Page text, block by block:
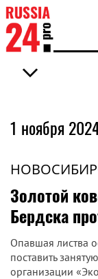
1 ноября
Золотой
Бердска
Опавшая листва
поставить
организации